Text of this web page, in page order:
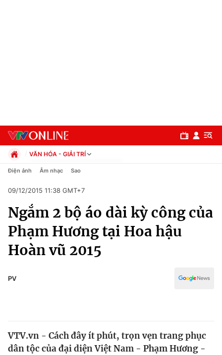
Chuyên mục
Chính trị
Xã hội
Pháp luật
Thế giới
VĂN HÓA - GIẢI TRÍ
Chính trị
Pháp luật
Kinh tế
Thể thao
Truyền hình
Văn hóa - Giải trí
Điện ảnh Âm nhạc Sao
09/12/2015 11:38 GMT+7
Ngắm 2 bộ áo dài kỳ công của
Phạm Hương tại Hoa hậu
Hoàn vũ 2015
PV
VTV.vn - Cách đây ít phút, trọn vẹn trang phục
dân tộc của đại diện Việt Nam - Phạm Hương -